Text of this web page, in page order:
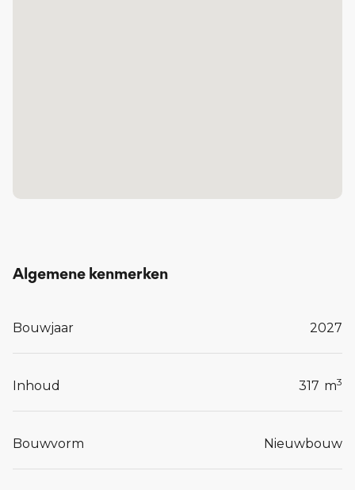
Algemene kenmerken
Bouwjaar 2027
Inhoud 317 m3
Bouwvorm Nieuwbouw